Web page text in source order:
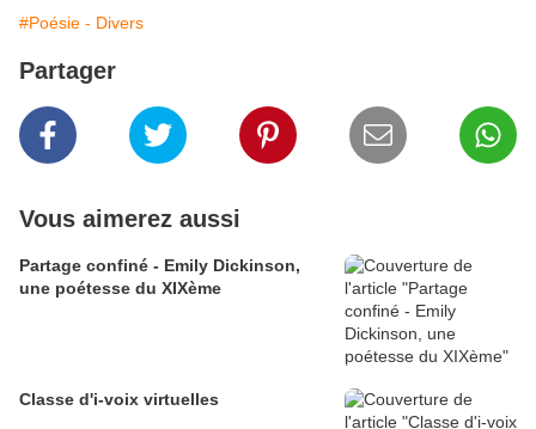
#Poésie - Divers
Partager
Vous aimerez aussi
Partage confiné - Emily Dickinson,
une poétesse du XIXème
Classe d'i-voix virtuelles